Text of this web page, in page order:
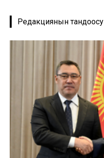
Редакциянын тандоосу